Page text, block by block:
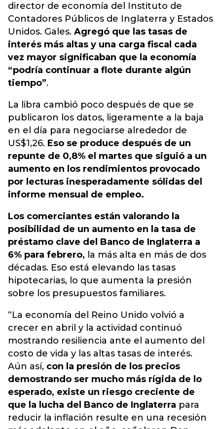
director de economía del Instituto de
Contadores Públicos de Inglaterra y Estados
Unidos. Gales. Agregó que las tasas de
interés más altas y una carga fiscal cada
vez mayor significaban que la economía
“podría continuar a flote durante algún
tiempo”.
La libra cambió poco después de que se
publicaron los datos, ligeramente a la baja
en el día para negociarse alrededor de
US$1,26. Eso se produce después de un
repunte de 0,8% el martes que siguió a un
aumento en los rendimientos provocado
por lecturas inesperadamente sólidas del
informe mensual de empleo.
Los comerciantes están valorando la
posibilidad de un aumento en la tasa de
préstamo clave del Banco de Inglaterra a
6% para febrero, la más alta en más de dos
décadas. Eso está elevando las tasas
hipotecarias, lo que aumenta la presión
sobre los presupuestos familiares.
“La economía del Reino Unido volvió a
crecer en abril y la actividad continuó
mostrando resiliencia ante el aumento del
costo de vida y las altas tasas de interés.
Aún así, con la presión de los precios
demostrando ser mucho más rígida de lo
esperado, existe un riesgo creciente de
que la lucha del Banco de Inglaterra para
reducir la inflación resulte en una recesión